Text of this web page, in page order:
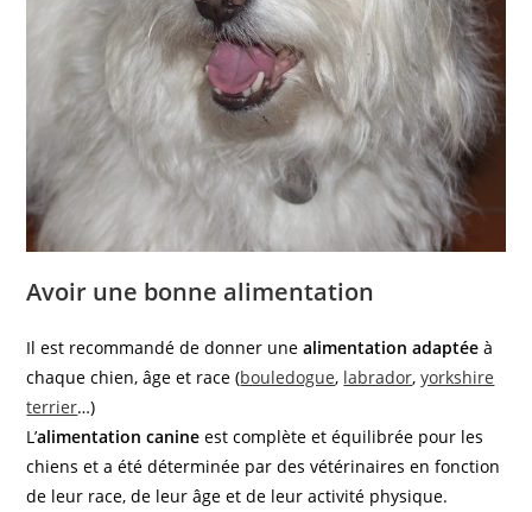
Avoir une bonne alimentation
Il est recommandé de donner unealimentation adaptée à
chaque chien, âge et race (bouledogue, labrador,yorkshire
terrier…)
L’alimentation canine est complète et équilibrée pour les
chiens et a été déterminée par des vétérinaires en fonction
de leur race, de leur âge et de leur activité physique.